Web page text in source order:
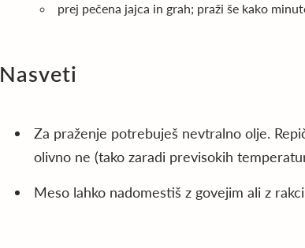
prej pečena jajca in grah; praži še kako
Nasveti
Za praženje potrebuješ nevtralno olje.
olivno ne (tako zaradi previsokih
Meso lahko nadomestiš z govejim ali z